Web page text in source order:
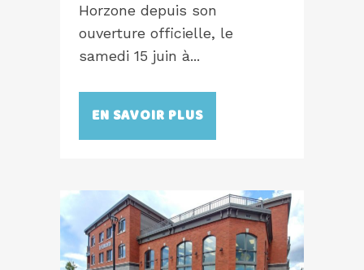
Horzone depuis son
ouverture officielle, le
samedi 15 juin à...
EN SAVOIR PLUS